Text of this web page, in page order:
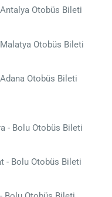
Otobüs Bileti
Otobüs Bileti
Otobüs Bileti
- Bolu Otobüs Bileti
- Bolu Otobüs Bileti